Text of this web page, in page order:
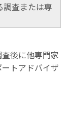
調査または専
後に他専門家
トアドバイザ